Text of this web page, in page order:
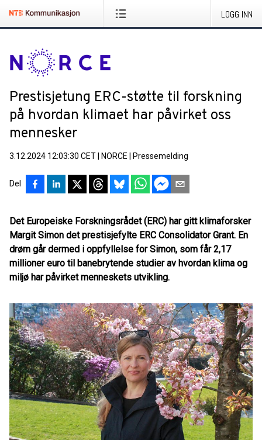
LOGG INN
Prestisjetung ERC-støtte til forskning
på hvordan klimaet har påvirket oss
mennesker
3.12.2024 12:03:30 CET NORCE Pressemelding
Del
Det Europeiske Forskningsrådet (ERC) har gitt klimaforsker
Margit Simon det prestisjefylte ERC Consolidator Grant. En
drøm går dermed i oppfyllelse for Simon, som får 2,17
millioner euro til banebrytende studier av hvordan klima og
miljø har påvirket menneskets utvikling.